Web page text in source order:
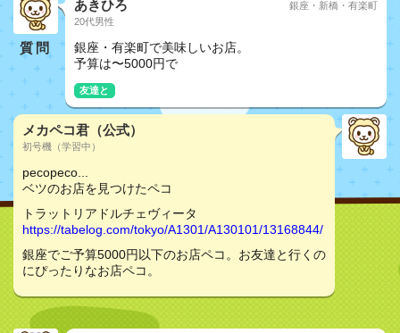
質問
あきひろ
20代男性
銀座・新橋・有楽町
銀座・有楽町で美味しいお店。
予算は〜5000円で
友達と
メカペコ君（公式）
初号機（学習中）
pecopeco...
ベツのお店を見つけたペコ
トラットリアドルチェヴィータ
https://tabelog.com/tokyo/A1301/A130101/13168844/
銀座でご予算5000円以下のお店ペコ。お友達と行くの
にぴったりなお店ペコ。